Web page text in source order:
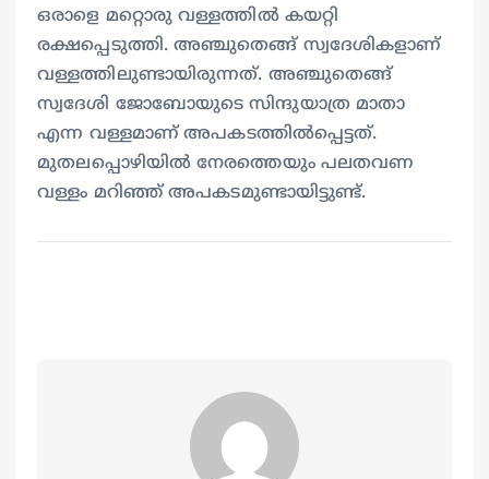
ഒരാളെ മറ്റൊരു വള്ളത്തിൽ കയറ്റി
രക്ഷപ്പെടുത്തി. അഞ്ചുതെങ്ങ് സ്വദേശികളാണ്
വള്ളത്തിലുണ്ടായിരുന്നത്. അഞ്ചുതെങ്ങ്
സ്വദേശി ജോബോയുടെ സിന്ദുയാത്ര മാതാ
എന്ന വള്ളമാണ് അപകടത്തിൽപ്പെട്ടത്.
മുതലപ്പൊഴിയില്‍ നേരത്തെയും പലതവണ
വള്ളം മറിഞ്ഞ് അപകടമുണ്ടായിട്ടുണ്ട്.